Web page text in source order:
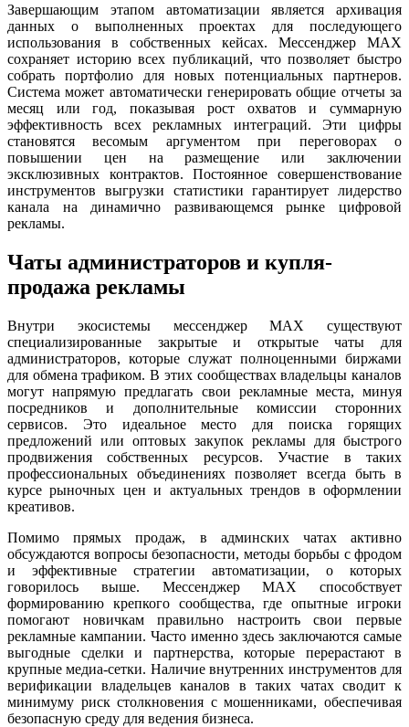
Завершающим этапом автоматизации является архивация
данных о выполненных проектах для последующего
использования в собственных кейсах. Мессенджер MAX
сохраняет историю всех публикаций, что позволяет быстро
собрать портфолио для новых потенциальных партнеров.
Система может автоматически генерировать общие отчеты за
месяц или год, показывая рост охватов и суммарную
эффективность всех рекламных интеграций. Эти цифры
становятся весомым аргументом при переговорах о
повышении цен на размещение или заключении
эксклюзивных контрактов. Постоянное совершенствование
инструментов выгрузки статистики гарантирует лидерство
канала на динамично развивающемся рынке цифровой
рекламы.
Чаты администраторов и купля-
продажа рекламы
Внутри экосистемы мессенджер MAX существуют
специализированные закрытые и открытые чаты для
администраторов, которые служат полноценными биржами
для обмена трафиком. В этих сообществах владельцы каналов
могут напрямую предлагать свои рекламные места, минуя
посредников и дополнительные комиссии сторонних
сервисов. Это идеальное место для поиска горящих
предложений или оптовых закупок рекламы для быстрого
продвижения собственных ресурсов. Участие в таких
профессиональных объединениях позволяет всегда быть в
курсе рыночных цен и актуальных трендов в оформлении
креативов.
Помимо прямых продаж, в админских чатах активно
обсуждаются вопросы безопасности, методы борьбы с фродом
и эффективные стратегии автоматизации, о которых
говорилось выше. Мессенджер MAX способствует
формированию крепкого сообщества, где опытные игроки
помогают новичкам правильно настроить свои первые
рекламные кампании. Часто именно здесь заключаются самые
выгодные сделки и партнерства, которые перерастают в
крупные медиа-сетки. Наличие внутренних инструментов для
верификации владельцев каналов в таких чатах сводит к
минимуму риск столкновения с мошенниками, обеспечивая
безопасную среду для ведения бизнеса.